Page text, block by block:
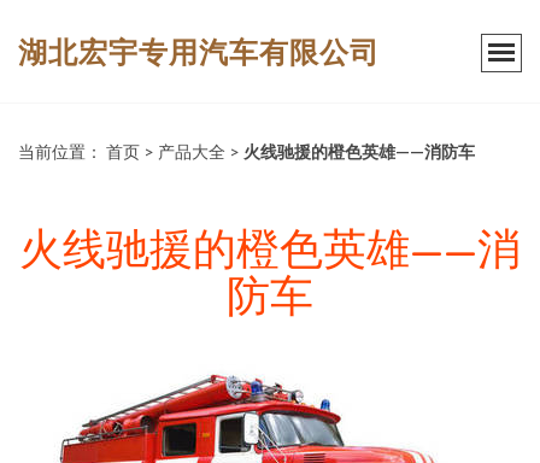
湖北宏宇专用汽车有限公司
当前位置： 首页 > 产品大全 > 火线驰援的橙色英雄——消防车
火线驰援的橙色英雄——消
防车